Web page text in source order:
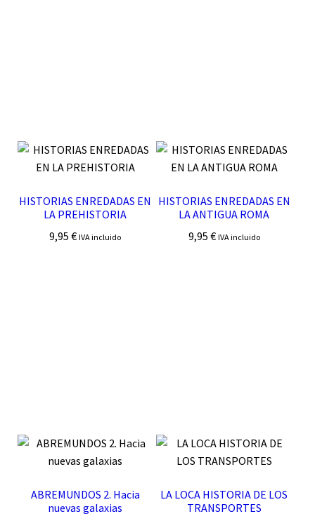
HISTORIAS ENREDADAS EN
LA PREHISTORIA
9,95€ IVA incluido
HISTORIAS ENREDADAS EN
LA ANTIGUA ROMA
9,95 € IVA incluido
ABREMUNDOS 2. Hacia
nuevas galaxias
LA LOCA HISTORIA DE LOS
TRANSPORTES